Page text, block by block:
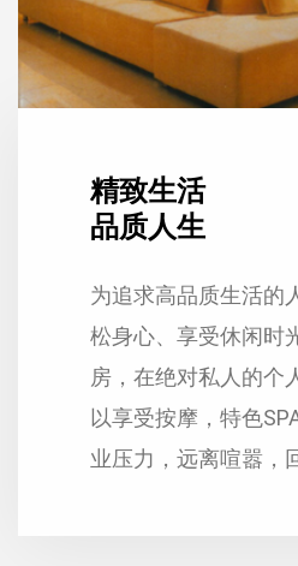
精致生活
品质人生
为追求高品质生活的
松身心、享受休闲时
房，在绝对私人的个
以享受按摩，特色
业压力，远离喧嚣，